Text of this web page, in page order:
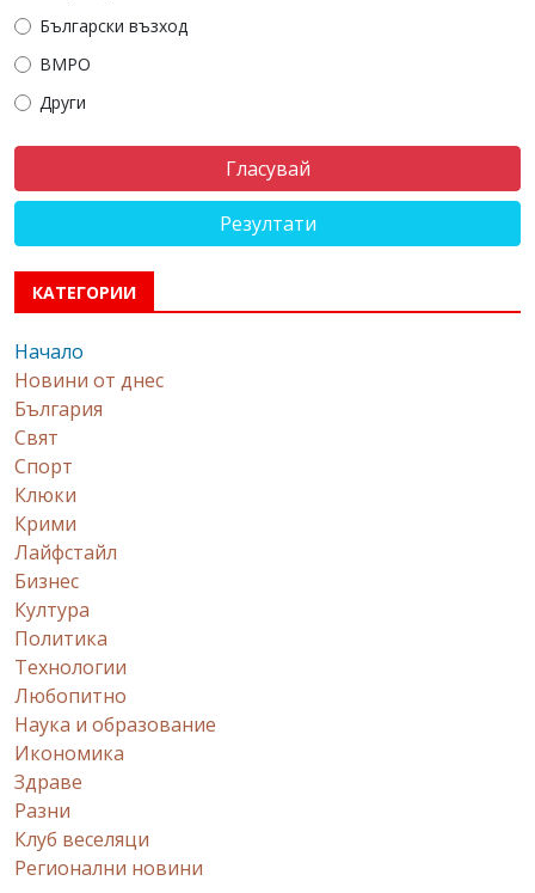
Български възход
ВМРО
Други
Резултати
КАТЕГОРИИ
Начало
Новини от днес
България
Свят
Спорт
Клюки
Крими
Лайфстайл
Бизнес
Култура
Политика
Технологии
Любопитно
Наука и образование
Икономика
Здраве
Разни
Клуб веселяци
Регионални новини